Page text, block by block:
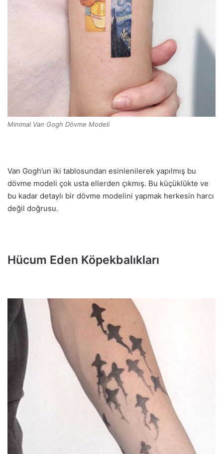
Minimal Van Gogh Dövme Modeli
Van Gogh’un iki tablosundan esinlenilerek yapılmış bu
dövme modeli çok usta ellerden çıkmış. Bu küçüklükte ve
bu kadar detaylı bir dövme modelini yapmak herkesin harcı
değil doğrusu.
Hücum Eden Köpekbalıkları